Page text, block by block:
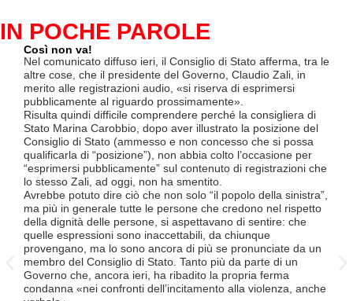
IN POCHE PAROLE
Così non va!
Nel comunicato diffuso ieri, il Consiglio di Stato afferma, tra le
altre cose, che il presidente del Governo, Claudio Zali, in
merito alle registrazioni audio, «si riserva di esprimersi
pubblicamente al riguardo prossimamente».
Risulta quindi difficile comprendere perché la consigliera di
Stato Marina Carobbio, dopo aver illustrato la posizione del
Consiglio di Stato (ammesso e non concesso che si possa
qualificarla di “posizione”), non abbia colto l’occasione per
“esprimersi pubblicamente” sul contenuto di registrazioni che
lo stesso Zali, ad oggi, non ha smentito.
Avrebbe potuto dire ciò che non solo “il popolo della sinistra”,
ma più in generale tutte le persone che credono nel rispetto
della dignità delle persone, si aspettavano di sentire: che
quelle espressioni sono inaccettabili, da chiunque
provengano, ma lo sono ancora di più se pronunciate da un
membro del Consiglio di Stato. Tanto più da parte di un
Governo che, ancora ieri, ha ribadito la propria ferma
condanna «nei confronti dell’incitamento alla violenza, anche